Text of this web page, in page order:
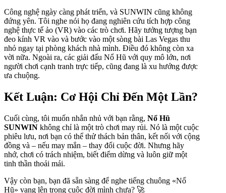
Công nghệ ngày càng phát triển, và SUNWIN cũng không
đứng yên. Tôi nghe nói họ đang nghiên cứu tích hợp công
nghệ thực tế ảo (VR) vào các trò chơi. Hãy tưởng tượng bạn
đeo kính VR vào và bước vào một sòng bài Las Vegas thu
nhỏ ngay tại phòng khách nhà mình. Điều đó không còn xa
vời nữa. Ngoài ra, các giải đấu Nổ Hũ với quy mô lớn, nơi
người chơi cạnh tranh trực tiếp, cũng đang là xu hướng được
ưa chuộng.
Kết Luận: Cơ Hội Chỉ Đến Một Lần?
Cuối cùng, tôi muốn nhắn nhủ với bạn rằng, Nổ Hũ
SUNWIN không chỉ là một trò chơi may rủi. Nó là một cuộc
phiêu lưu, nơi bạn có thể thử thách bản thân, kết nối với cộng
đồng và – nếu may mắn – thay đổi cuộc đời. Nhưng hãy
nhớ, chơi có trách nhiệm, biết điểm dừng và luôn giữ một
tinh thần thoải mái.
Vậy còn bạn, bạn đã sẵn sàng để nghe tiếng chuông «Nổ
Hũ» vang lên trong cuộc đời mình chưa? 🚀